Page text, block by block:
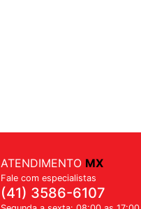
ATENDIMENTO MX
Fale com especialistas
(41) 3586-6107